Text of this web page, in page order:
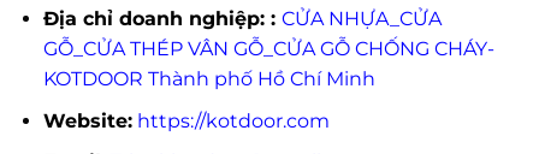
Địa chỉ doanh nghiệp: : CỬA NHỰA_CỬA
GỖ_CỬA THÉP VÂN GỖ_CỬA GỖ CHỐNG CHÁY-
KOTDOOR Thành phố Hồ Chí Minh
Website: https://kotdoor.com